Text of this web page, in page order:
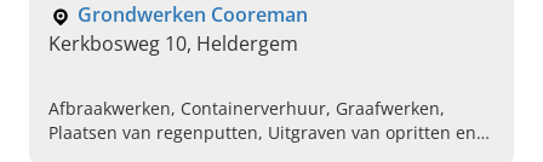
Grondwerken Cooreman
Kerkbosweg 10, Heldergem
Afbraakwerken, Containerverhuur, Graafwerken,
Plaatsen van regenputten, Uitgraven van opritten en